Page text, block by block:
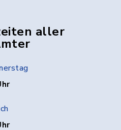
aller